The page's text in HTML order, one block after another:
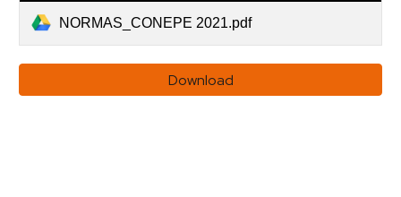
NORMAS_CONEPE 2021.pdf
Download